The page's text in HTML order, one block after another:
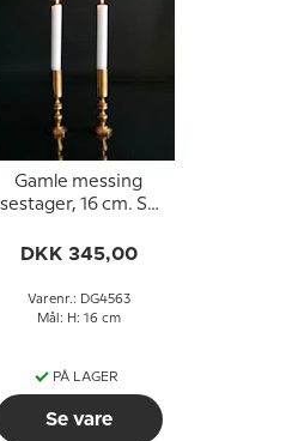
Gamle messing
16 cm. Sæt
DKK 345,00
Varenr.: DG4563
Mål: H: 16 cm
PÅ LAGER
Se vare